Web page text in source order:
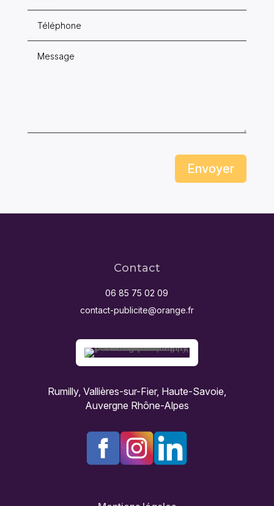
Envoyer
Contact
06 85 75 02 09
contact-publicite@orange.fr
Rumilly, Vallières-sur-Fier, Haute-Savoie,
Auvergne Rhône-Alpes